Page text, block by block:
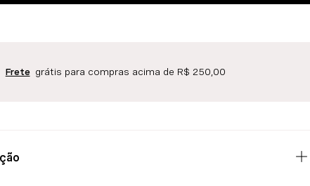
Frete grátis para compras acima de R$ 250,00